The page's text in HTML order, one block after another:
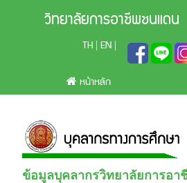
วิทยาลัยการอาชีพชนแดน
TH EN
หน้าหลัก
ข้อมูลบุคลากรวิทยาลัยการอ